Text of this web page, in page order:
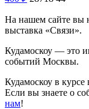
На нашем сайте вы
выставка «Связи».
Кудамоскоу — это
событий Москвы.
Кудамоскоу в
Если вы знаете о
нам!